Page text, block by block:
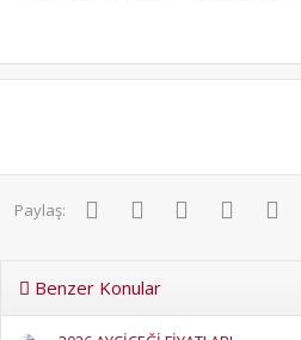
Paylaş: FacebookTwitter Pinterest
Benzer Konular